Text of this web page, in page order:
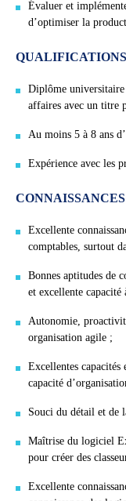
Évaluer et
d’optimiser la
Diplôme
affaires avec un titre
Au moins 5 à 8 ans
Expérience avec les
Excellente
comptables, surtout
Bonnes aptitudes de
et excellente
Autonomie,
organisation agile ;
Excellentes
capacité
Souci du détail et de
Maîtrise du logiciel
pour créer des
Excellente